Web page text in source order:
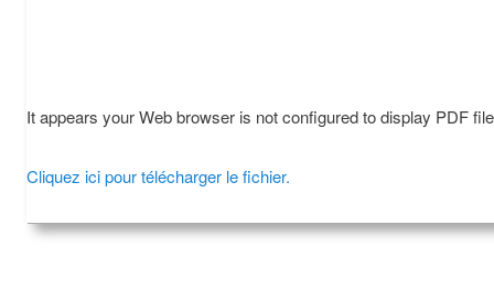
It appears your Web browser is not configured to display PDF
Cliquez ici pour télécharger le fichier.